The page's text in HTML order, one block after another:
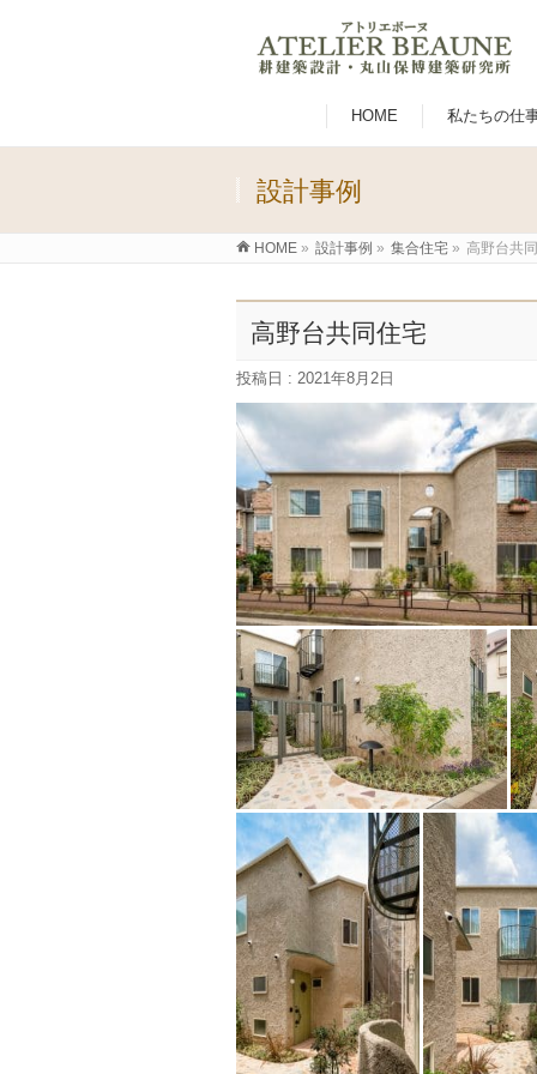
HOME 私たちの仕
設計事例
HOME » 設計事例 » 集合住宅 » 高野台共
高野台共同住宅
投稿日 : 2021年8月2日